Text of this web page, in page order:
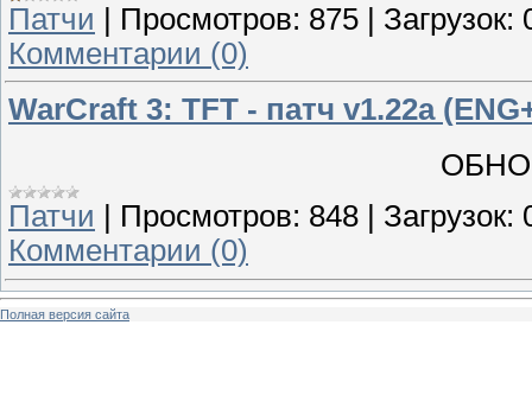
Патчи | Просмотров: 875 | Загрузок:
Комментарии (0)
WarCraft 3: TFT - патч v1.22а
Патчи
Просмотров: 848 Загрузок:
Комментарии (0)
Полная версия сайта